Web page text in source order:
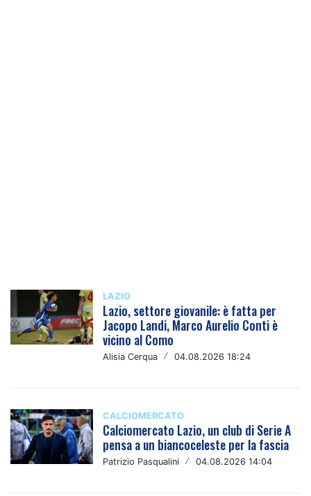
LAZIO
Lazio, settore giovanile: è fatta per
Jacopo Landi, Marco Aurelio Conti è
vicino al Como
Alisia Cerqua / 04.08.2026 18:24
CALCIOMERCATO
Calciomercato Lazio, un club di Serie A
pensa a un biancoceleste per la fascia
Patrizio Pasqualini / 04.08.2026 14:04